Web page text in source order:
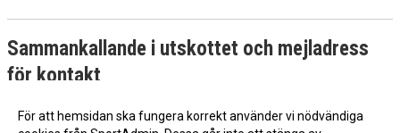
Sammankallande i utskottet och mejladress
för kontakt
För att hemsidan ska fungera korrekt använder vi nödvändiga